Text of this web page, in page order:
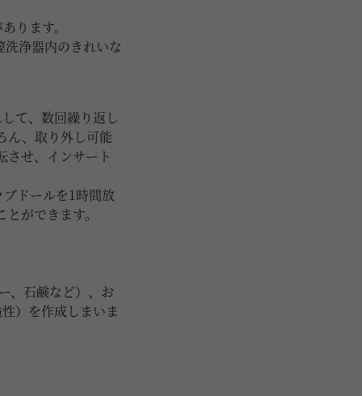
ります。
浄器内のきれいな
て、数回繰り返し
ん、取り外し可能
せ、インサート
ドールを1時間放
ができます。
、石鹸など）、お
）を作成しまいま